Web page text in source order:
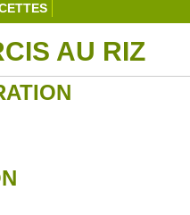
AU RIZ